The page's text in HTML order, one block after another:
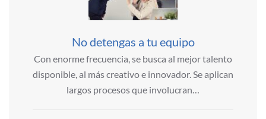
No detengas a tu equipo
Con enorme frecuencia, se busca al mejor talento
disponible, al más creativo e innovador. Se aplican
largos procesos que involucran…